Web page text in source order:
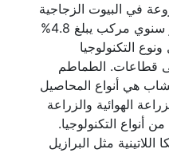
في البيوت الزجاجية
في أمريكا اللاتينية بمعدل نمو سنوي مركب يبلغ 4.8%
التكنولوجيا
قطاعات. الطماطم
هي أنواع المحاصيل
الهوائية والزراعة
أنواع التكنولوجيا.
مثل البرازيل